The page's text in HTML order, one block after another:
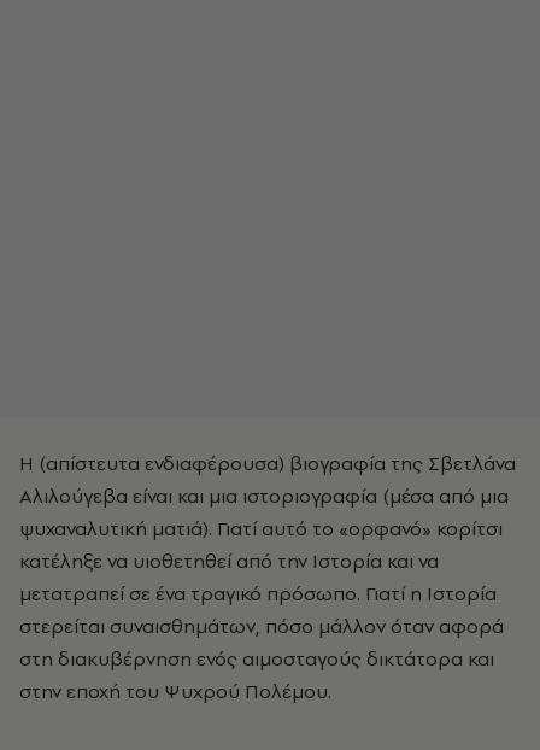
H (απίστευτα ενδιαφέρουσα) βιογραφία της Σβετλάνα
Αλιλούγεβα είναι και μια ιστοριογραφία (μέσα από μια
ψυχαναλυτική ματιά). Γιατί αυτό το «ορφανό» κορίτσι
κατέληξε να υιοθετηθεί από την Ιστορία και να
μετατραπεί σε ένα τραγικό πρόσωπο. Γιατί η Ιστορία
στερείται συναισθημάτων, πόσο μάλλον όταν αφορά
στη διακυβέρνηση ενός αιμοσταγούς δικτάτορα και
στην εποχή του Ψυχρού Πολέμου.